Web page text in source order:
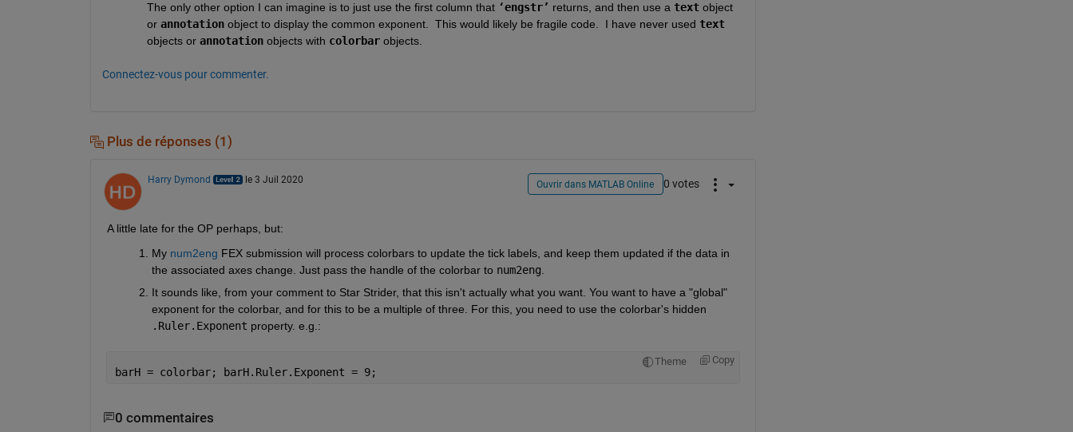
The only other option I can imagine is to just use the first column that ‘engstr’ returns, and then use a text object
or annotation object to display the common exponent.  This would likely be fragile code.  I have never used text
objects or annotation objects with colorbar objects.
Connectez-vous pour commenter.
Plus de réponses (1)
Harry Dymond le 3 Juil 2020 Ouvrir dans MATLAB Online 0 votes
A little late for the OP perhaps, but:
My num2eng FEX submission will process colorbars to update the tick labels, and keep them updated if the data in
the associated axes change. Just pass the handle of the colorbar to num2eng
It sounds like, from your comment to Star Strider, that this isn't actually what you want. You want to have a "global"
.Ruler.Exponent property. e.g.:
Theme Copy
barH = colorbar; barH.Ruler.Exponent = 9;
0 commentaires